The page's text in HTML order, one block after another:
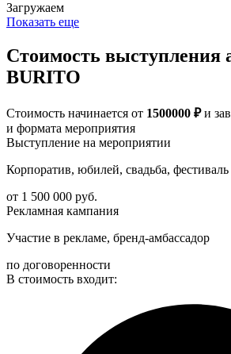
Загружаем
Показать еще
Стоимость выступления
BURITO
Стоимость начинается от 1500000 ₽и
и формата мероприятия
Выступление на мероприятии
Корпоратив, юбилей, свадьба, фестиваль
от 1 500 000 руб.
Рекламная кампания
Участие в рекламе, бренд-амбассадор
по договоренности
В стоимость входит: